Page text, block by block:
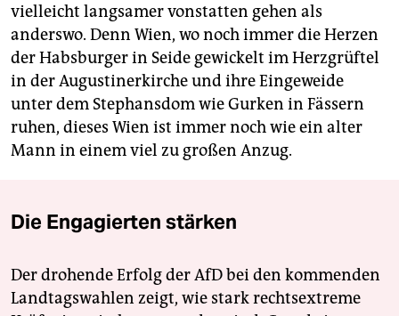
vielleicht langsamer vonstatten gehen als
anderswo. Denn Wien, wo noch immer die Herzen
der Habsburger in Seide gewickelt im Herzgrüftel
in der Augustinerkirche und ihre Eingeweide
unter dem Stephansdom wie Gurken in Fässern
ruhen, dieses Wien ist immer noch wie ein alter
Mann in einem viel zu großen Anzug.
Die Engagierten stärken
Der drohende Erfolg der AfD bei den kommenden
Landtagswahlen zeigt, wie stark rechtsextreme